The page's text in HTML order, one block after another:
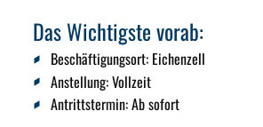
Das Wichtigste vorab:
Beschäftigungsort: Eichenzell
Anstellung:Vollzeit
Antrittstermin: Ab sofort